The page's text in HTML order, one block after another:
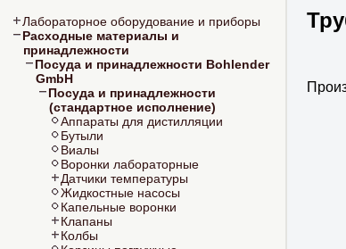
Лабораторное оборудование и приборы
Расходные материалы и
принадлежности
Посуда и принадлежности Bohlender
GmbH
Посуда и принадлежности
(стандартное исполнение)
Аппараты для дистилляции
Бутыли
Виалы
Воронки лабораторные
Датчики температуры
Жидкостные насосы
Капельные воронки
Клапаны
Колбы